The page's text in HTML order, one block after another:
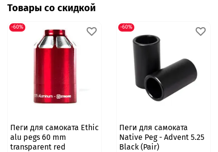
Товары со скидкой
-60%
Пеги для самоката Ethic
alu pegs 60 mm
transparent red
-60%
Пеги для самоката
Native Peg - Advent 5.25
Black (Pair)